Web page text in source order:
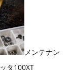
メンテナン
タ100XT